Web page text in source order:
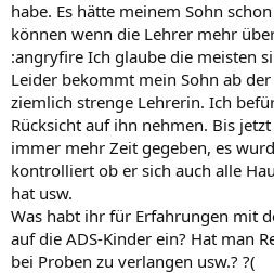
habe. Es hätte meinem Sohn
können wenn die Lehrer mehr
:angryfire Ich glaube die meisten
Leider bekommt mein Sohn ab der
ziemlich strenge Lehrerin. Ich
Rücksicht auf ihn nehmen. Bis
immer mehr Zeit gegeben, es
kontrolliert ob er sich auch alle
hat usw.
Was habt ihr für Erfahrungen mit
auf die ADS-Kinder ein? Hat man
bei Proben zu verlangen usw.? ?(